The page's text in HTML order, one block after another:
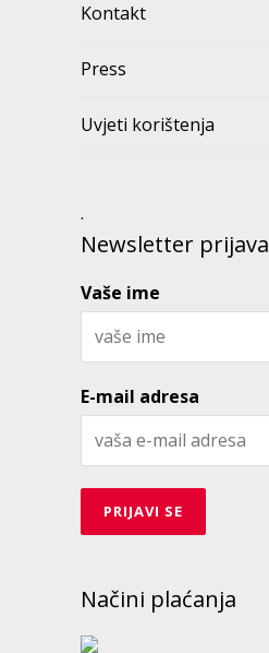
Kontakt
Press
Uvjeti korištenja
.
Newsletter prijava
Vaše ime
E-mail adresa
Načini plaćanja